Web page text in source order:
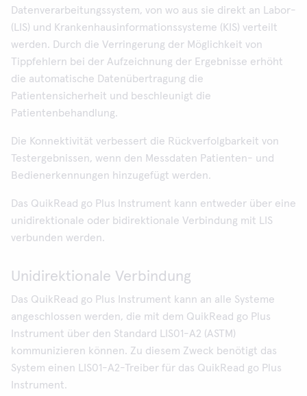
Datenverarbeitungssystem, von wo aus sie direkt an Labor-
(LIS) und Krankenhausinformationssysteme (KIS) verteilt
werden. Durch die Verringerung der Möglichkeit von
Tippfehlern bei der Aufzeichnung der Ergebnisse erhöht
die automatische Datenübertragung die
Patientensicherheit und beschleunigt die
Patientenbehandlung.
Die Konnektivität verbessert die Rückverfolgbarkeit von
Testergebnissen, wenn den Messdaten Patienten- und
Bedienerkennungen hinzugefügt werden.
Das QuikRead go Plus Instrument kann entweder über eine
unidirektionale oder bidirektionale Verbindung mit LIS
verbunden werden.
Unidirektionale Verbindung
Das QuikRead go Plus Instrument kann an alle Systeme
angeschlossen werden, die mit dem QuikRead go Plus
Instrument über den Standard LIS01-A2 (ASTM)
kommunizieren können. Zu diesem Zweck benötigt das
System einen LIS01-A2-Treiber für das QuikRead go Plus
Instrument.